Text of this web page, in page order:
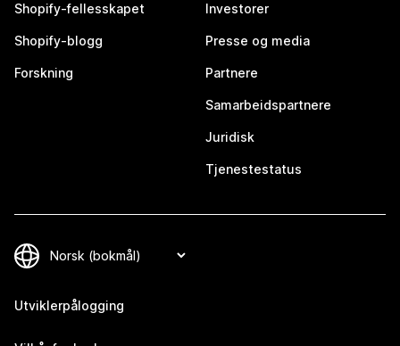
Shopify-fellesskapet
Shopify-blogg
Forskning
Investorer
Presse og media
Partnere
Samarbeidspartnere
Juridisk
Tjenestestatus
Utviklerpålogging